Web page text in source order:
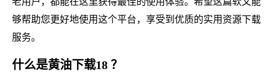
够帮助您更好地使用这个平台，享受到优质的实用资源下载
服务。
什么是黄油下载18 ？